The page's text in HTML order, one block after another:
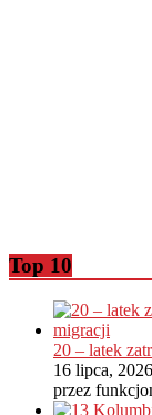
Top 10
20 – latek
16 lipca, 2026
przez